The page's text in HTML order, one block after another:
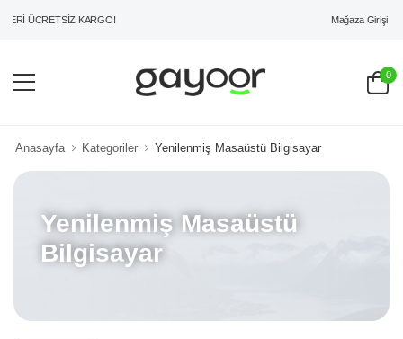
ÜCRETSİZ KARGO! Mağaza Girişi
0
Anasayfa Kategoriler Yenilenmiş Masaüstü Bilgisayar
Yenilenmiş Masaüstü
Bilgisayar